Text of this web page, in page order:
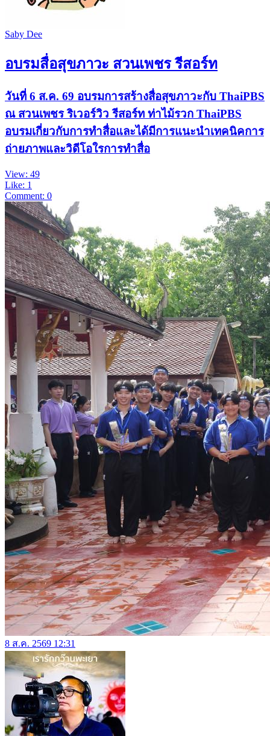
Saby Dee
อบรมสื่อสุขภาวะ สวนเพชร รีสอร์ท
วันที่ 6 ส.ค. 69 อบรมการสร้างสื่อสุขภาวะกับ ThaiPBS
ณ สวนเพชร ริเวอร์วิว รีสอร์ท ท่าไม้รวก ThaiPBS
อบรมเกี่ยวกับการทำสื่อและได้มีการแนะนำเทคนิคการ
ถ่ายภาพและวิดีโอใรการทำสื่อ
View: 49
Like: 1
Comment: 0
8 ส.ค. 2569 12:31